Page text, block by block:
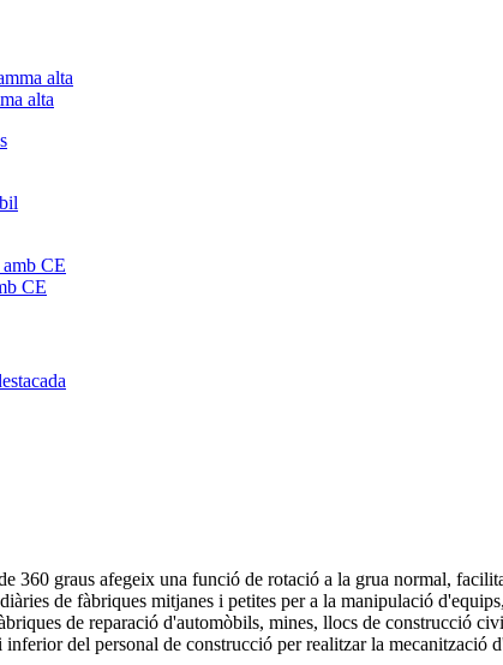
alta
CE
360 ​​graus afegeix una funció de rotació a la grua normal,
de fàbriques mitjanes i petites per a la manipulació
de reparació d'automòbils, mines, llocs de construcció
del personal de construcció per realitzar la mecanització